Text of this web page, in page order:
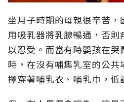
坐月子時期的母親很辛苦
用吸乳器將乳腺暢通，否
以忍受。而當有時嬰孩在哭
時，在沒有哺集乳室的公
擇穿著哺乳衣、哺乳巾，低